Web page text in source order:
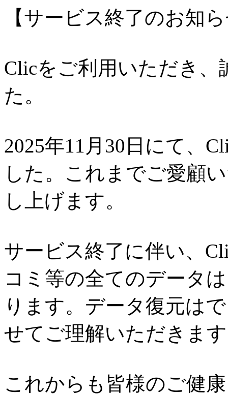
【サービス終了のお知
Clicをご利用いただき
た。
2025年11月30日にて、
した。これまでご愛顧
し上げます。
サービス終了に伴い、
コミ等の全てのデータ
ります。データ復元は
せてご理解いただきま
これからも皆様のご健